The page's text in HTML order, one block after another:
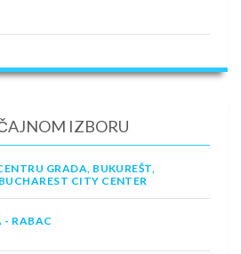
IZBORU
GRADA, BUKUREŠT,
CITY CENTER
- RABAC